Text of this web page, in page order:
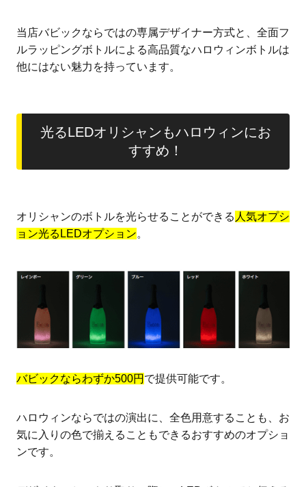
当店バビックならではの専属デザイナー方式と、全面フ
ルラッピングボトルによる高品質なハロウィンボトルは
他にはない魅力を持っています。
光るLEDオリシャンもハロウィンにお
すすめ！
オリシャンのボトルを光らせることができる 人気オプシ
ョン光るLEDオプション。
バビックならわずか500円 で提供可能です。
ハロウィンならではの演出に、全色用意することも、お
気に入りの色で揃えることもできるおすすめのオプショ
ンです。